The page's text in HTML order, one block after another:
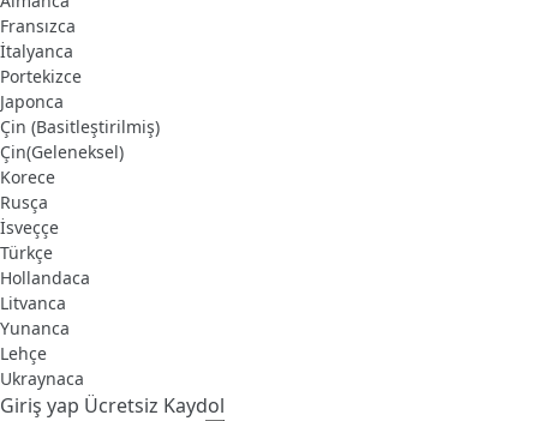
Fransızca
İtalyanca
Portekizce
Japonca
Çin (Basitleştirilmiş)
Çin(Geleneksel)
Korece
Rusça
İsveççe
Türkçe
Hollandaca
Litvanca
Yunanca
Lehçe
Ukraynaca
Giriş yap Ücretsiz Kaydol